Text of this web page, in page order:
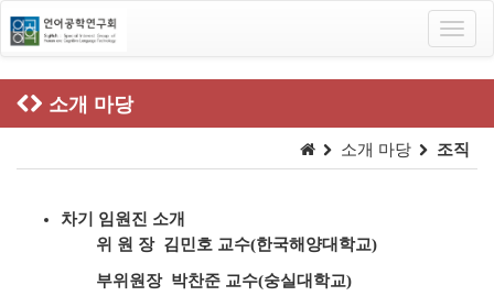
소개 마당
조직
소개 마당
차기 임원진 소개
위 원 장 김민호 교수(한국해양대학교)
부위원장 박찬준 교수(숭실대학교)